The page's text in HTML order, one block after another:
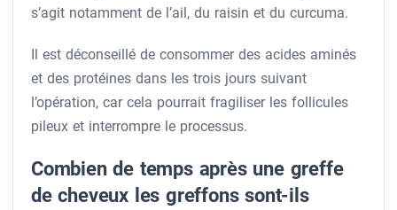
s’agit notamment de l’ail, du raisin et du curcuma.
Il est déconseillé de consommer des acides aminés
et des protéines dans les trois jours suivant
l’opération, car cela pourrait fragiliser les follicules
pileux et interrompre le processus.
Combien de temps après une greffe
de cheveux les greffons sont-ils